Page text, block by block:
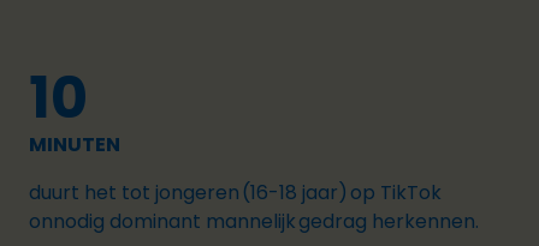
10
MINUTEN
duurt het tot jongeren (16-18 jaar) op TikTok
onnodig dominant mannelijk gedrag herkennen.